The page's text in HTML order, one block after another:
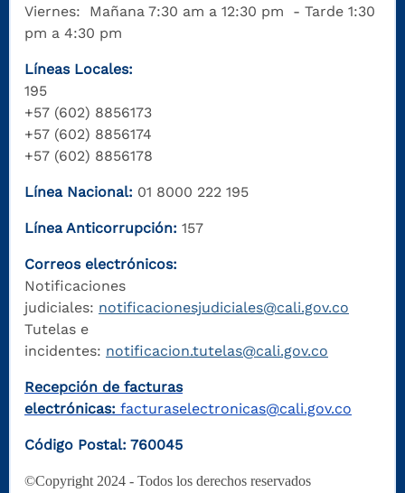
Viernes: Mañana 7:30 am a 12:30 pm - Tarde 1:30
pm a 4:30 pm
Líneas Locales:
195
+57 (602) 8856173
+57 (602) 8856174
+57 (602) 8856178
Línea Nacional: 01 8000 222 195
Línea Anticorrupción: 157
Correos electrónicos:
Notificaciones
judiciales: notificacionesjudiciales@cali.gov.co
Tutelas e
incidentes: notificacion.tutelas@cali.gov.co
Recepción de facturas
electrónicas: facturaselectronicas@cali.gov.co
Código Postal: 760045
©Copyright 2024 - Todos los derechos reservados